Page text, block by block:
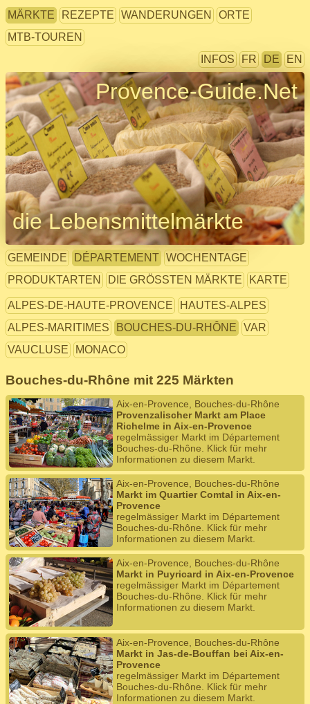
MÄRKTE REZEPTE WANDERUNGEN
ORTE
MTB-TOUREN
INFOS
FR DE EN
Provence-Guide.Net
die Lebensmittelmärkte
GEMEINDE DÉPARTEMENT WOCHENTAGE
PRODUKTARTEN
DIE GRÖSSTEN MÄRKTE KARTE
ALPES-DE-HAUTE-PROVENCE
HAUTES-ALPES
ALPES-MARITIMES
BOUCHES-DU-RHÔNE
VAR
VAUCLUSE
MONACO
Bouches-du-Rhône mit 225 Märkten
Aix-en-Provence, Bouches-du-Rhône
Provenzalischer Markt am Place
Richelme in Aix-en-Provence
regelmässiger Markt im Département
Bouches-du-Rhône. Klick für mehr
Informationen zu diesem Markt.
Aix-en-Provence, Bouches-du-Rhône
Markt im Quartier Comtal in Aix-en-
Provence
regelmässiger Markt im Département
Bouches-du-Rhône. Klick für mehr
Informationen zu diesem Markt.
Aix-en-Provence, Bouches-du-Rhône
Markt in Puyricard in Aix-en-Provence
regelmässiger Markt im Département
Bouches-du-Rhône. Klick für mehr
Informationen zu diesem Markt.
Aix-en-Provence, Bouches-du-Rhône
Markt in Jas-de-Bouffan bei Aix-en-
Provence
regelmässiger Markt im Département
Bouches-du-Rhône. Klick für mehr
Informationen zu diesem Markt.